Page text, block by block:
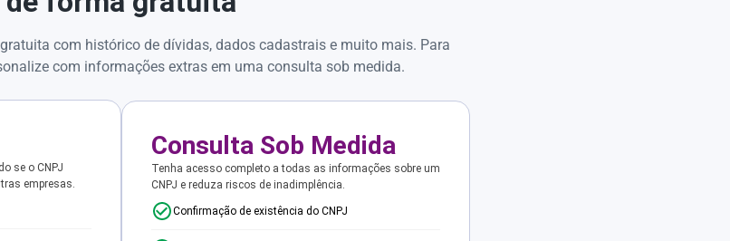
com histórico de dívidas, dados cadastrais e muito mais. Para
com informações extras em uma consulta sob medida.
se o CNPJ
empresas.
Consulta Sob Medida
Tenha acesso completo a todas as informações sobre um
CNPJ e reduza riscos de inadimplência.
Confirmação de existência do CNPJ